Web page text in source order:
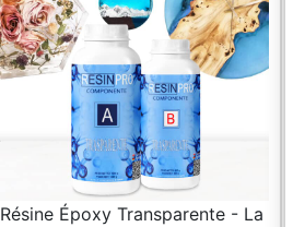
Résine Époxy Transparente - La